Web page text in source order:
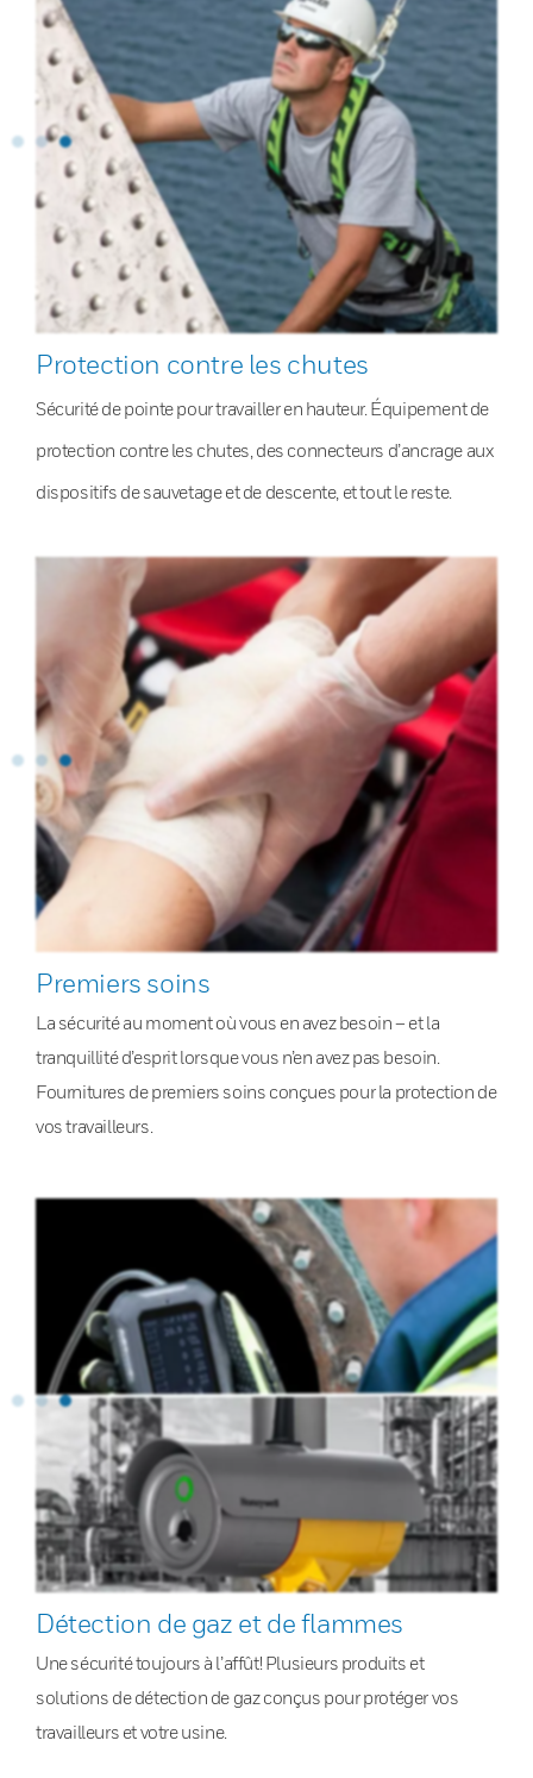
Protection contre les chutes
Sécurité de pointe pour travailler en hauteur. Équipement de
protection contre les chutes, des connecteurs d’ancrage aux
dispositifs de sauvetage et de descente, et tout le reste.
Premiers soins
La sécurité au moment où vous en avez besoin – et la
tranquillité d’esprit lorsque vous n’en avez pas besoin.
Fournitures de premiers soins conçues pour la protection de
vos travailleurs.
Détection de gaz et de flammes
Une sécurité toujours à l’affût! Plusieurs produits et
solutions de détection de gaz conçus pour protéger vos
travailleurs et votre usine.